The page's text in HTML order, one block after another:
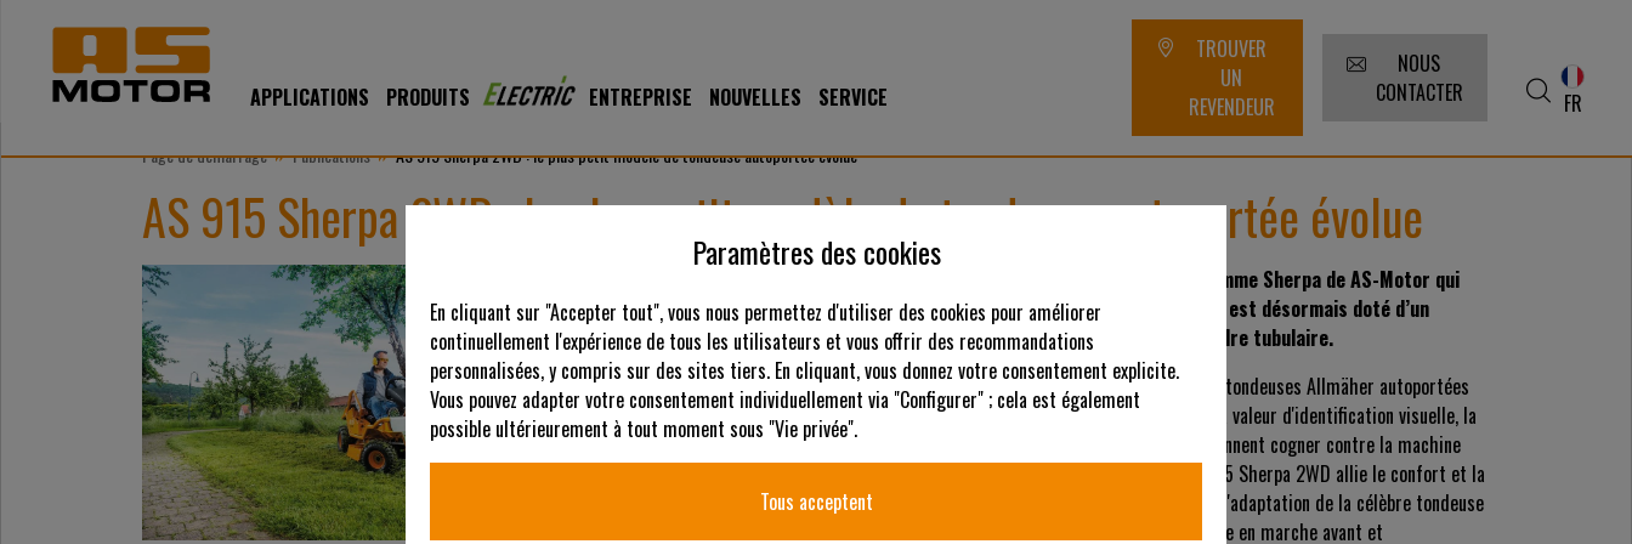
APPLICATIONS PRODUITS ENTREPRISE NOUVELLES SERVICE
TROUVER
UN
REVENDEUR
NOUS
CONTACTER
FR
Page de démarrage » Publications » AS 915 Sherpa 2WD : le plus petit modèle de tondeuse autoportée évolue
AS 915 Sherpa 2WD : le plus petit modèle de tondeuse autoportée évolue
La AS 915 Enduro devient la AS 915 Sherpa 2WD. Le plus petit modèle de la gamme Sherpa de AS-Motor qui
permet de tondre l'herbe et les broussailles, même dans les pentes, évolue : il est désormais doté d’un
plateau de coupe flottant, d’un système de lames croisées et d’un robuste cadre tubulaire.
On le remarque au premier coup d’œil : le pare-choc galvanisé qui équipera toutes les tondeuses Allmäher autoportées
de la maison AS-Moteur à compter du printemps 2019, fait forte impression. Outre sa valeur d'identification visuelle, la
barre à l'avant de la tondeuse protège également de l'herbe et des broussailles qui viennent cogner contre la machine
lorsqu’elle est au travail. En qualité de tondeuse autoportée Allmäher, le modèle AS 915 Sherpa 2WD allie le confort et la
puissance surfacique d'une tondeuse tractée à la puissance de coupe et à la capacité d'adaptation de la célèbre tondeuse
autoportée Allmäher d'AS-Motor. Avec une vitesse atteignant 10,5 kilomètres par heure en marche avant et
Paramètres des cookies
En cliquant sur "Accepter tout", vous nous permettez d'utiliser des cookies pour améliorer
continuellement l'expérience de tous les utilisateurs et vous offrir des recommandations
personnalisées, y compris sur des sites tiers. En cliquant, vous donnez votre consentement explicite.
Vous pouvez adapter votre consentement individuellement via "Configurer" ; cela est également
possible ultérieurement à tout moment sous "Vie privée".
Tous acceptent